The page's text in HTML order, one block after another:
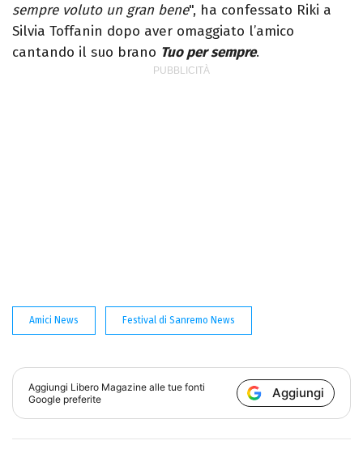
sempre voluto un gran bene", ha confessato Riki a
Silvia Toffanin dopo aver omaggiato l’amico
cantando il suo brano Tuo per sempre.
Amici News Festival di Sanremo News
Aggiungi Libero Magazine alle tue fonti
Google preferite
Aggiungi